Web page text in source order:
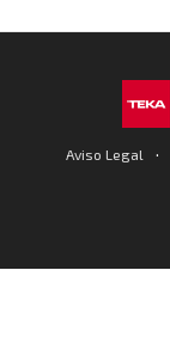
Aviso Legal ·